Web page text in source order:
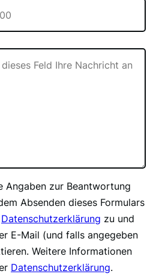
Angaben zur Beantwortung
Absenden dieses Formulars
Datenschutzerklärung zu und
E-Mail (und falls angegeben
Weitere Informationen
Datenschutzerklärung.